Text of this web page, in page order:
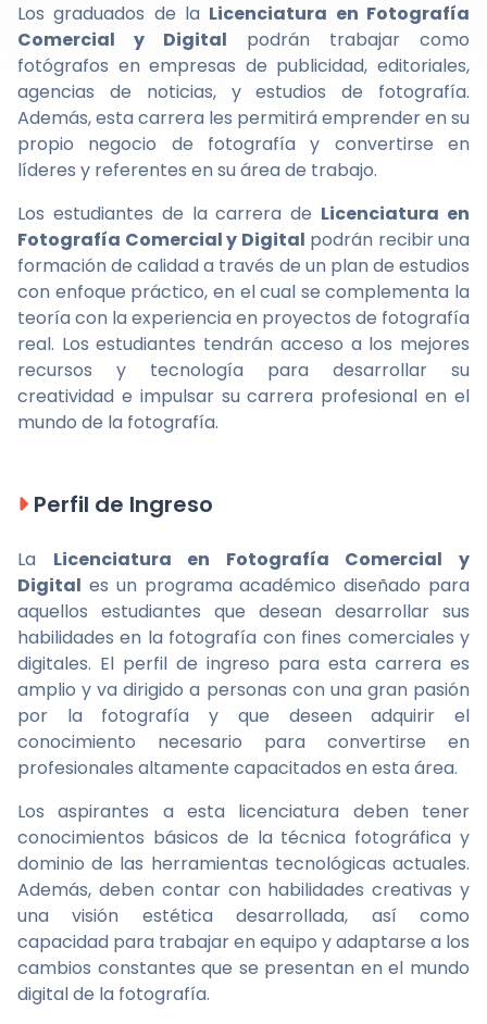
Los graduados de la Licenciatura en Fotografía
Comercial y Digital podrán trabajar como
fotógrafos en empresas de publicidad, editoriales,
agencias de noticias, y estudios de fotografía.
Además, esta carrera les permitirá emprender en su
propio negocio de fotografía y convertirse en
líderes y referentes en su área de trabajo.
Los estudiantes de la carrera de Licenciatura en
Fotografía Comercial y Digital podrán recibir una
formación de calidad a través de un plan de estudios
con enfoque práctico, en el cual se complementa la
teoría con la experiencia en proyectos de fotografía
real. Los estudiantes tendrán acceso a los mejores
recursos y tecnología para desarrollar su
creatividad e impulsar su carrera profesional en el
mundo de la fotografía.
Perfil de Ingreso
La Licenciatura en Fotografía Comercial y
Digital es un programa académico diseñado para
aquellos estudiantes que desean desarrollar sus
habilidades en la fotografía con fines comerciales y
digitales. El perfil de ingreso para esta carrera es
amplio y va dirigido a personas con una gran pasión
por la fotografía y que deseen adquirir el
conocimiento necesario para convertirse en
profesionales altamente capacitados en esta área.
Los aspirantes a esta licenciatura deben tener
conocimientos básicos de la técnica fotográfica y
dominio de las herramientas tecnológicas actuales.
Además, deben contar con habilidades creativas y
una visión estética desarrollada, así como
capacidad para trabajar en equipo y adaptarse a los
cambios constantes que se presentan en el mundo
digital de la fotografía.